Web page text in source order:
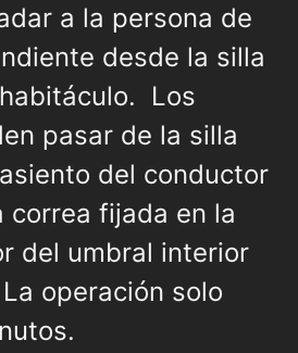
a la persona de
desde la silla
Los
pasar de la silla
del conductor
correa fijada en la
del umbral interior
operación solo